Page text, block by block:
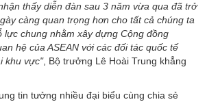
thấy diễn đàn sau 3 năm vừa qua đã trở
càng quan trọng hơn cho tất cả chúng ta
lực chung nhằm xây dựng Cộng đồng
hệ của ASEAN với các đối tác quốc tế
khu vực", Bộ trưởng Lê Hoài Trung khẳng
tin tưởng nhiều đại biểu cùng chia sẻ